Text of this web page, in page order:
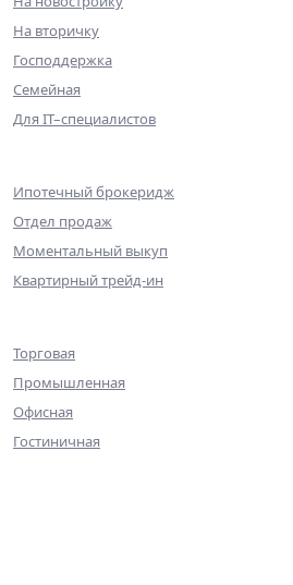
На вторичку
Господдержка
Семейная
Для IT–специалистов
Ипотечный брокеридж
Отдел продаж
Моментальный выкуп
Квартирный трейд-ин
Торговая
Промышленная
Офисная
Гостиничная